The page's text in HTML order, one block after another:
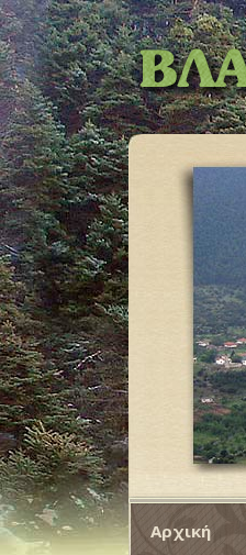
Αρχική